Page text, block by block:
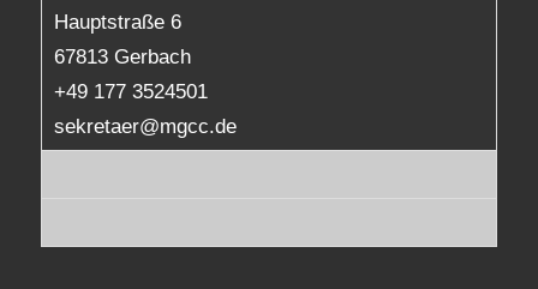
Hauptstraße 6
67813 Gerbach
+49 177 3524501
sekretaer@mgcc.de